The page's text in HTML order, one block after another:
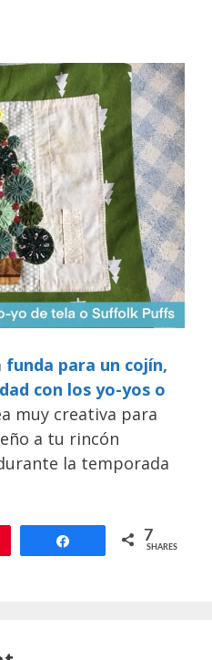
funda para un cojín,
con los yo-yos o
muy creativa para
a tu rincón
la temporada
7
SHARES